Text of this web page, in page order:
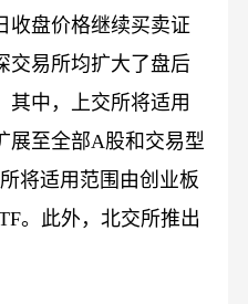
收盘价格继续买卖证
交易所均扩大了盘后
其中，上交所将适用
展至全部A股和交易型
将适用范围由创业板
。此外，北交所推出